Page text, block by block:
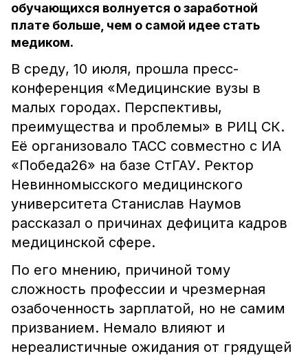
обучающихся волнуется о заработной
плате больше, чем о самой идее стать
медиком.
В среду, 10 июля, прошла пресс-
конференция «Медицинские вузы в
малых городах. Перспективы,
преимущества и проблемы» в РИЦ СК.
Её организовало ТАСС совместно с ИА
«Победа26» на базе СтГАУ. Ректор
Невинномысского медицинского
университета Станислав Наумов
рассказал о причинах дефицита кадров
медицинской сфере.
По его мнению, причиной тому
сложность профессии и чрезмерная
озабоченность зарплатой, но не самим
призванием. Немало влияют и
нереалистичные ожидания от грядущей